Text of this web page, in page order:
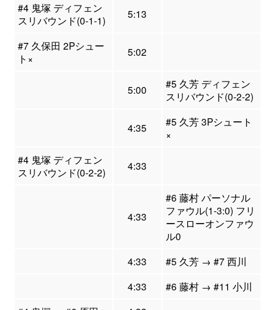
#4 鬼塚 ディフェン
スリバウンド(0-1-1)
5:13
#7 久保田 2Pシュー
ト×
5:02
5:00
#5 久芳 ディフェン
スリバウンド(0-2-2)
4:35
#5 久芳 3Pシュート
×
#4 鬼塚 ディフェン
スリバウンド(0-2-2)
4:33
4:33
#6 藤村 パーソナル
ファウル(1-3:0) フリ
ースローオンファウ
ル0
4:33
#5 久芳 → #7 西川
4:33
#6 藤村 → #11 小川